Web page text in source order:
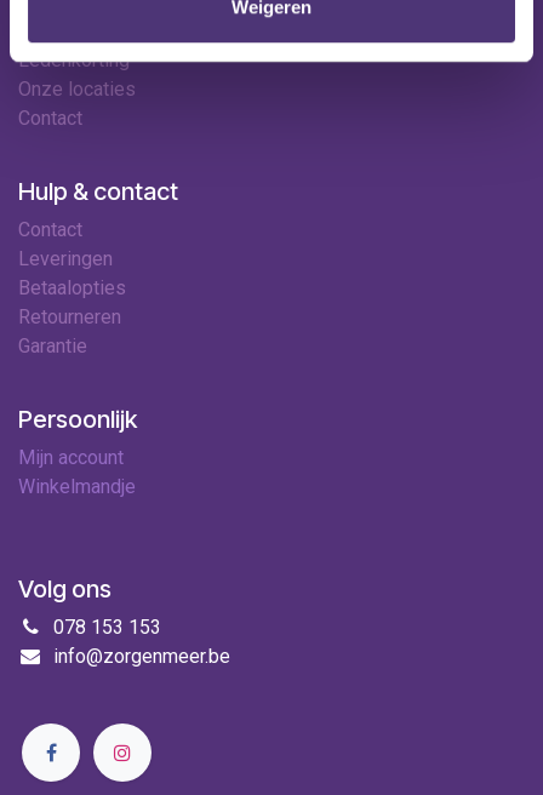
Weigeren
Ledenkorting
Onze locaties
Contact
Hulp & contact
Contact
Leveringen
Betaalopties
Retourneren
Garantie
Persoonlijk
Mijn account
Winkelmandje
Volg ons
078 153 153
info@zorgenmeer.be